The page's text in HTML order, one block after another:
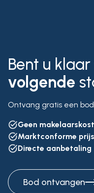
Bent u
volgende
Ontvang gratis een
Geen
Marktconforme prijs
Directe aanbetaling
Bod ontvangen